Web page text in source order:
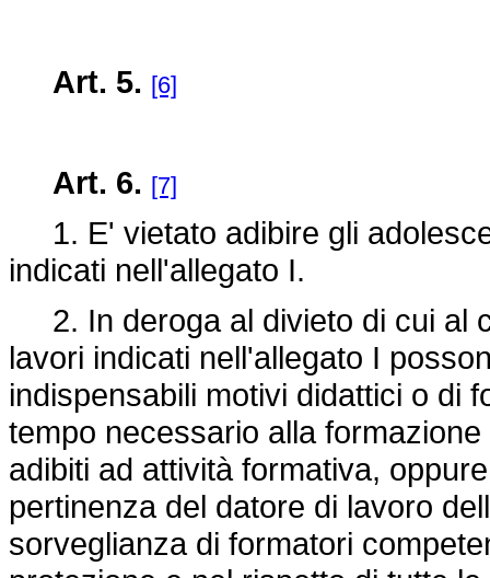
Art. 5. [6]
Art. 6. [7]
1. E' vietato adibire gli
indicati nell'allegato I.
2. In deroga al divieto di cui al
lavori indicati nell'allegato I
indispensabili motivi didattici o di
tempo necessario alla
adibiti ad attività formativa,
pertinenza del datore di lavoro
sorveglianza di formatori